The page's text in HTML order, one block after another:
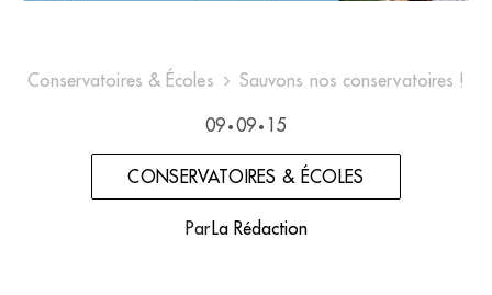
Conservatoires & Écoles Sauvons nos conservatoires !
09 • 09 • 15
CONSERVATOIRES & ÉCOLES
Par La Rédaction